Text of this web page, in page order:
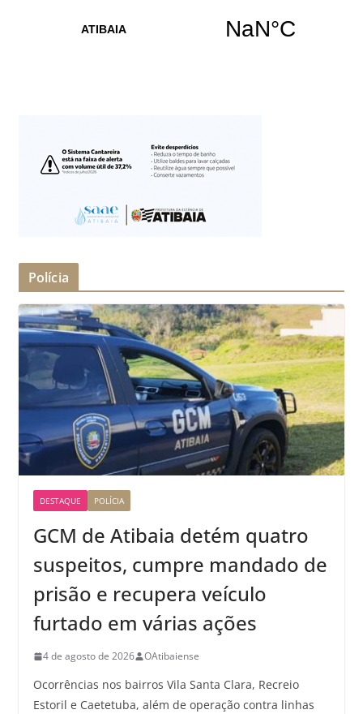
Polícia
DESTAQUE POLÍCIA
GCM de Atibaia detém quatro
suspeitos, cumpre mandado de
prisão e recupera veículo
furtado em várias ações
4 de agosto de 2026 OAtibaiense
Ocorrências nos bairros Vila Santa Clara, Recreio
Estoril e Caetetuba, além de operação contra linhas